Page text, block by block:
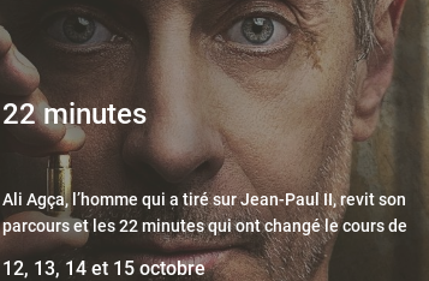
22 minutes
Ali Agça, l’homme qui a tiré sur Jean-Paul II, revit son
parcours et les 22 minutes qui ont changé le cours de
sa vie
12, 13, 14 et 15 octobre